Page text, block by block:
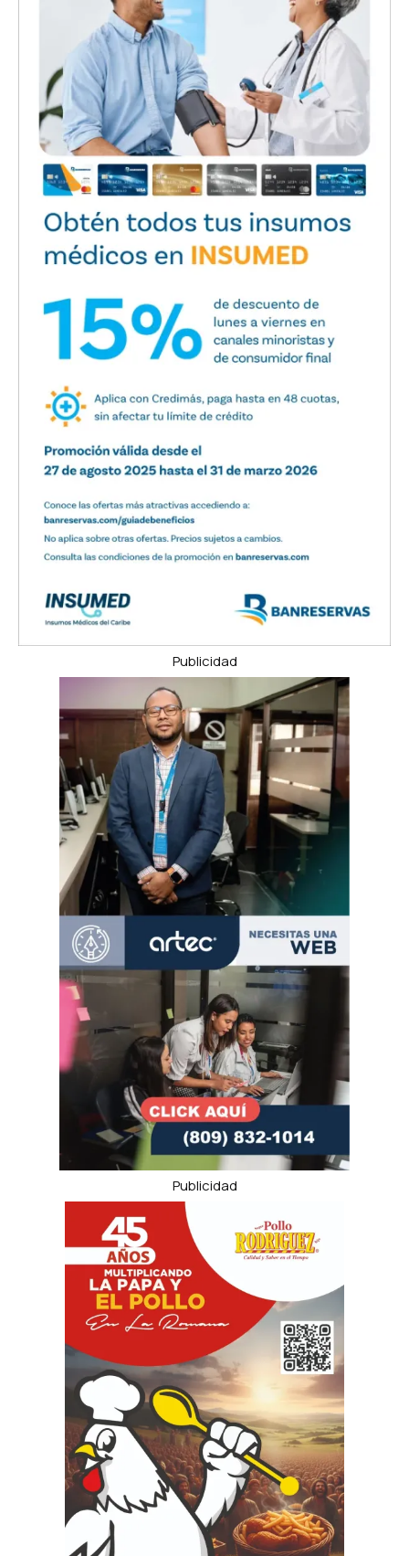
Publicidad
Publicidad